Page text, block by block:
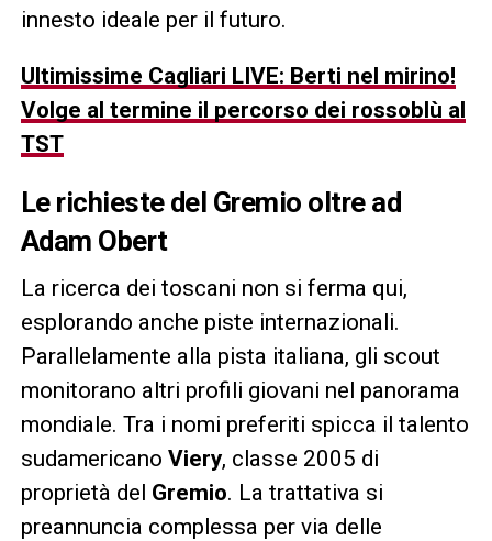
innesto ideale per il futuro.
Ultimissime Cagliari LIVE: Berti nel mirino!
Volge al termine il percorso dei rossoblù al
TST
Le richieste del Gremio oltre ad
Adam Obert
La ricerca dei toscani non si ferma qui,
esplorando anche piste internazionali.
Parallelamente alla pista italiana, gli scout
monitorano altri profili giovani nel panorama
mondiale. Tra i nomi preferiti spicca il talento
sudamericano Viery, classe 2005 di
proprietà del Gremio. La trattativa si
preannuncia complessa per via delle